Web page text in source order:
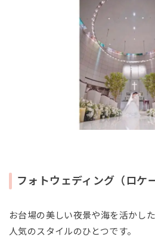
フォトウェディング（ロケ
お台場の美しい夜景や海を活かし
人気のスタイルのひとつです。